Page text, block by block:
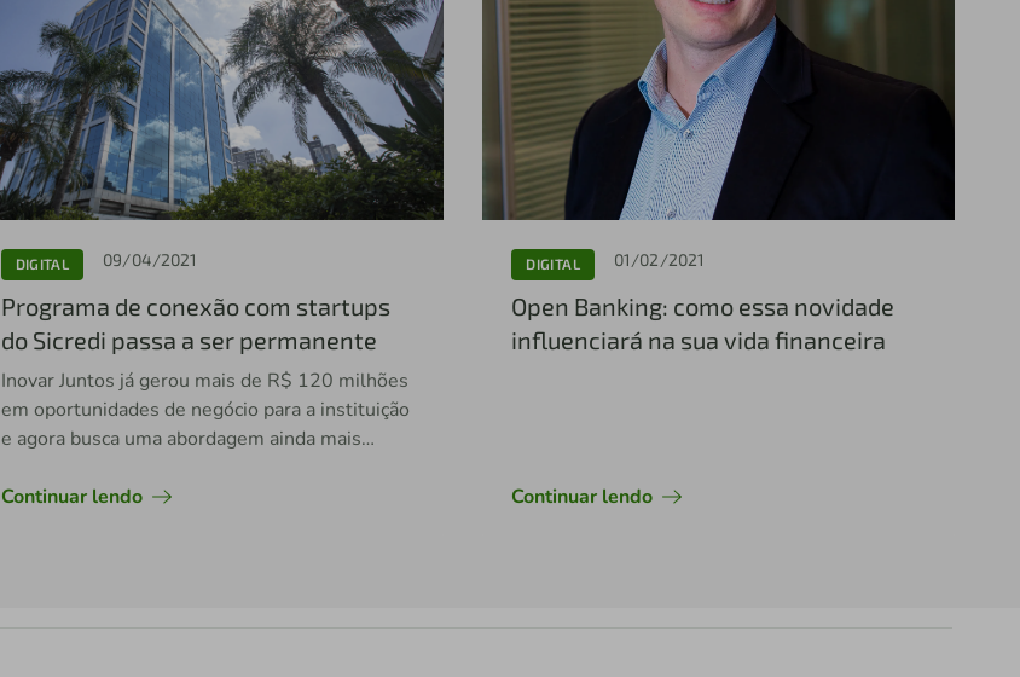
DIGITAL 09/04/2021
Programa de conexão com startups
do Sicredi passa a ser permanente
Inovar Juntos já gerou mais de R$ 120 milhões
em oportunidades de negócio para a instituição
e agora busca uma abordagem ainda mais
empresa.
Continuar lendo
DIGITAL 01/02/2021
Open Banking: como essa novidade
influenciará na sua vida financeira
Continuar lendo